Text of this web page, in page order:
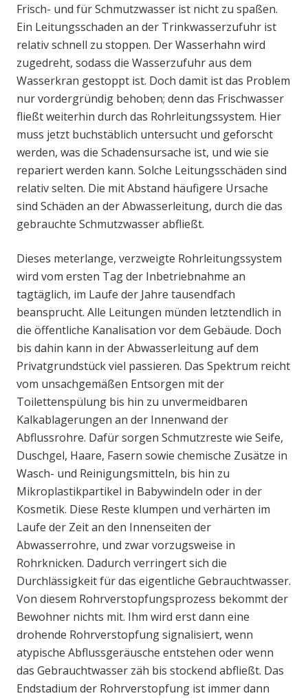
Frisch- und für Schmutzwasser ist nicht zu spaßen.
Ein Leitungsschaden an der Trinkwasserzufuhr ist
relativ schnell zu stoppen. Der Wasserhahn wird
zugedreht, sodass die Wasserzufuhr aus dem
Wasserkran gestoppt ist. Doch damit ist das Problem
nur vordergründig behoben; denn das Frischwasser
fließt weiterhin durch das Rohrleitungssystem. Hier
muss jetzt buchstäblich untersucht und geforscht
werden, was die Schadensursache ist, und wie sie
repariert werden kann. Solche Leitungsschäden sind
relativ selten. Die mit Abstand häufigere Ursache
sind Schäden an der Abwasserleitung, durch die das
gebrauchte Schmutzwasser abfließt.
Dieses meterlange, verzweigte Rohrleitungssystem
wird vom ersten Tag der Inbetriebnahme an
tagtäglich, im Laufe der Jahre tausendfach
beansprucht. Alle Leitungen münden letztendlich in
die öffentliche Kanalisation vor dem Gebäude. Doch
bis dahin kann in der Abwasserleitung auf dem
Privatgrundstück viel passieren. Das Spektrum reicht
vom unsachgemäßen Entsorgen mit der
Toilettenspülung bis hin zu unvermeidbaren
Kalkablagerungen an der Innenwand der
Abflussrohre. Dafür sorgen Schmutzreste wie Seife,
Duschgel, Haare, Fasern sowie chemische Zusätze in
Wasch- und Reinigungsmitteln, bis hin zu
Mikroplastikpartikel in Babywindeln oder in der
Kosmetik. Diese Reste klumpen und verhärten im
Laufe der Zeit an den Innenseiten der
Abwasserrohre, und zwar vorzugsweise in
Rohrknicken. Dadurch verringert sich die
Durchlässigkeit für das eigentliche Gebrauchtwasser.
Von diesem Rohrverstopfungsprozess bekommt der
Bewohner nichts mit. Ihm wird erst dann eine
drohende Rohrverstopfung signalisiert, wenn
atypische Abflussgeräusche entstehen oder wenn
das Gebrauchtwasser zäh bis stockend abfließt. Das
Endstadium der Rohrverstopfung ist immer dann